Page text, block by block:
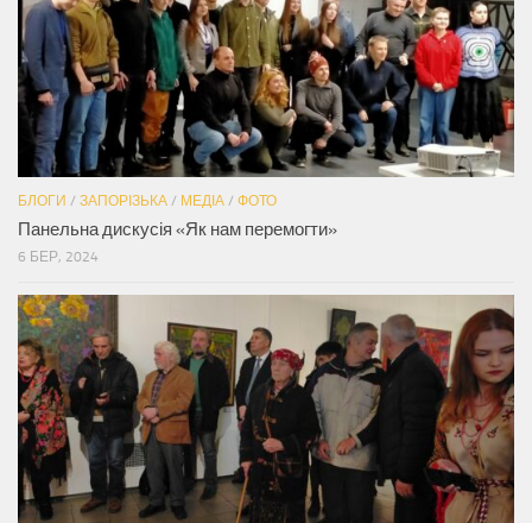
БЛОГИ / ЗАПОРІЗЬКА / МЕДІА / ФОТО
Панельна дискусія «Як нам перемогти»
6 БЕР, 2024